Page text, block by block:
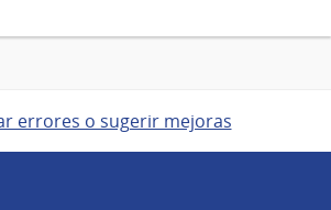
errores o sugerir mejoras